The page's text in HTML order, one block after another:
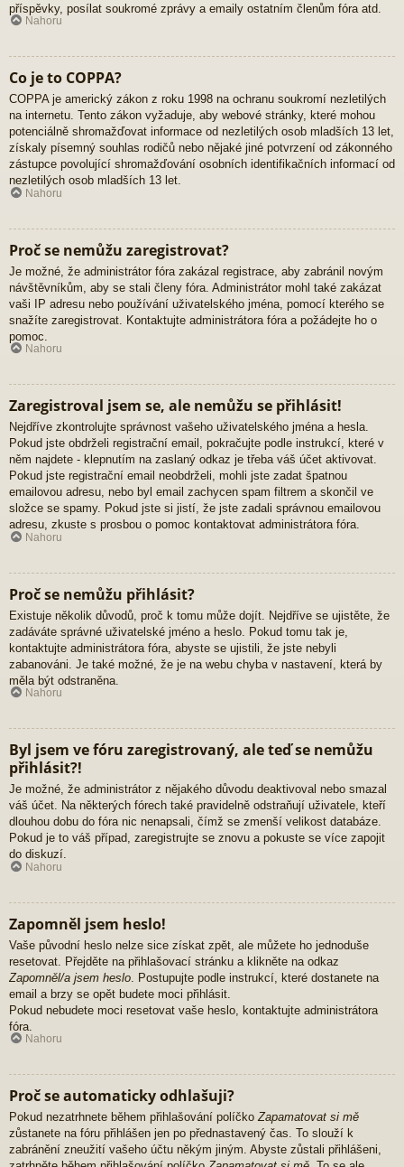
příspěvky, posílat soukromé zprávy a emaily ostatním členům fóra atd.
Nahoru
Co je to COPPA?
COPPA je americký zákon z roku 1998 na ochranu soukromí nezletilých
na internetu. Tento zákon vyžaduje, aby webové stránky, které mohou
potenciálně shromažďovat informace od nezletilých osob mladších 13 let,
získaly písemný souhlas rodičů nebo nějaké jiné potvrzení od zákonného
zástupce povolující shromažďování osobních identifikačních informací od
nezletilých osob mladších 13 let.
Nahoru
Proč se nemůžu zaregistrovat?
Je možné, že administrátor fóra zakázal registrace, aby zabránil novým
návštěvníkům, aby se stali členy fóra. Administrátor mohl také zakázat
vaši IP adresu nebo používání uživatelského jména, pomocí kterého se
snažíte zaregistrovat. Kontaktujte administrátora fóra a požádejte ho o
pomoc.
Nahoru
Zaregistroval jsem se, ale nemůžu se přihlásit!
Nejdříve zkontrolujte správnost vašeho uživatelského jména a hesla.
Pokud jste obdrželi registrační email, pokračujte podle instrukcí, které v
něm najdete - klepnutím na zaslaný odkaz je třeba váš účet aktivovat.
Pokud jste registrační email neobdrželi, mohli jste zadat špatnou
emailovou adresu, nebo byl email zachycen spam filtrem a skončil ve
složce se spamy. Pokud jste si jistí, že jste zadali správnou emailovou
adresu, zkuste s prosbou o pomoc kontaktovat administrátora fóra.
Nahoru
Proč se nemůžu přihlásit?
Existuje několik důvodů, proč k tomu může dojít. Nejdříve se ujistěte, že
zadáváte správné uživatelské jméno a heslo. Pokud tomu tak je,
kontaktujte administrátora fóra, abyste se ujistili, že jste nebyli
zabanováni. Je také možné, že je na webu chyba v nastavení, která by
měla být odstraněna.
Nahoru
Byl jsem ve fóru zaregistrovaný, ale teď se nemůžu
přihlásit?!
Je možné, že administrátor z nějakého důvodu deaktivoval nebo smazal
váš účet. Na některých fórech také pravidelně odstraňují uživatele, kteří
dlouhou dobu do fóra nic nenapsali, čímž se zmenší velikost databáze.
Pokud je to váš případ, zaregistrujte se znovu a pokuste se více zapojit
do diskuzí.
Nahoru
Zapomněl jsem heslo!
Vaše původní heslo nelze sice získat zpět, ale můžete ho jednoduše
resetovat. Přejděte na přihlašovací stránku a klikněte na odkaz
Zapomněl/a jsem heslo . Postupujte podle instrukcí, které dostanete na
email a brzy se opět budete moci přihlásit.
Pokud nebudete moci resetovat vaše heslo, kontaktujte administrátora
fóra.
Nahoru
Proč se automaticky odhlašuji?
Pokud nezatrhnete během přihlašování políčkoZapamatovat si mě
zůstanete na fóru přihlášen jen po přednastavený čas. To slouží k
zabránění zneužití vašeho účtu někým jiným. Abyste zůstali přihlášeni,